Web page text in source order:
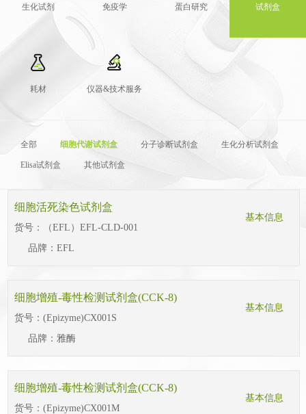
生化试剂 免疫学 蛋白研究 试剂盒
耗材 仪器&技术服务
全部 细胞代谢试剂盒 分子诊断试剂盒 生化分析试剂盒
Elisa试剂盒 其他试剂盒
细胞活死染色试剂盒
基本信息
货号：
（EFL）EFL-CLD-001
品牌： EFL
细胞增殖-毒性检测试剂盒(CCK-8)
基本信息
货号： (Epizyme)CX001S
品牌： 雅酶
细胞增殖-毒性检测试剂盒(CCK-8)
基本信息
货号： (Epizyme)CX001M